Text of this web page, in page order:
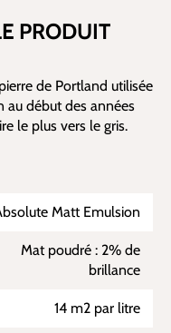
PRODUIT
de Portland utilisée
au début des années
le plus vers le gris.
Matt Emulsion
Mat poudré : 2% de
brillance
14 m2 par litre